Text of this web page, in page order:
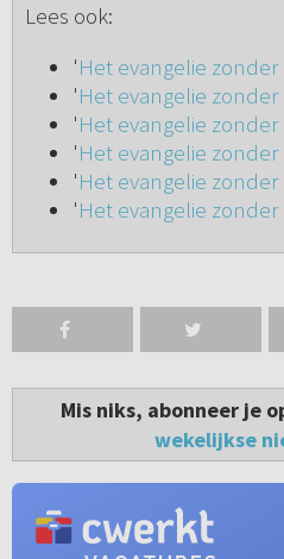
Lees ook:
'Het evangelie
'Het evangelie
'Het evangelie
'Het evangelie
'Het evangelie
'Het evangelie
Mis niks, abonneer je
wekelijkse